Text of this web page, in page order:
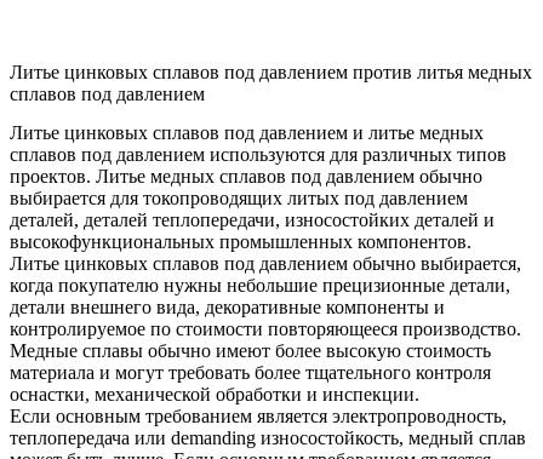
Литье цинковых сплавов под давлением против литья медных
сплавов под давлением
Литье цинковых сплавов под давлением и литье медных
сплавов под давлением используются для различных типов
проектов. Литье медных сплавов под давлением обычно
выбирается для токопроводящих литых под давлением
деталей, деталей теплопередачи, износостойких деталей и
высокофункциональных промышленных компонентов.
Литье цинковых сплавов под давлением обычно выбирается,
когда покупателю нужны небольшие прецизионные детали,
детали внешнего вида, декоративные компоненты и
контролируемое по стоимости повторяющееся производство.
Медные сплавы обычно имеют более высокую стоимость
материала и могут требовать более тщательного контроля
оснастки, механической обработки и инспекции.
Если основным требованием является электропроводность,
теплопередача или demanding износостойкость, медный сплав